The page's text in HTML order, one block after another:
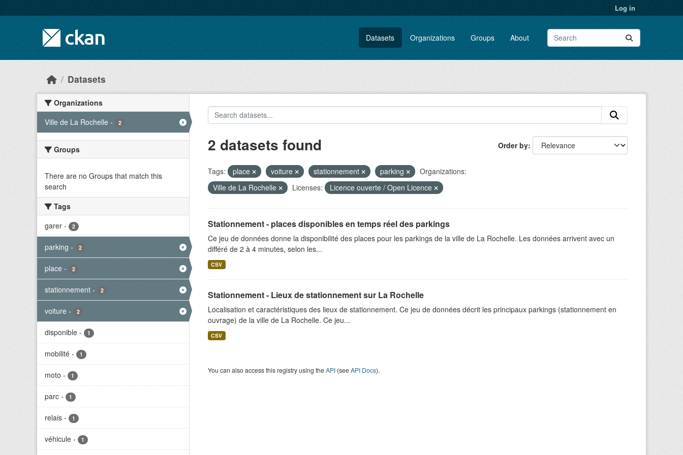
Log in
Datasets Organizations Groups About
Datasets
Organizations
Ville de La Rochelle - 2
Groups
There are no Groups that match this
search
Tags
garer - 2
parking - 2
place - 2
stationnement - 2
voiture - 2
disponible - 1
mobilité - 1
moto - 1
parc - 1
relais - 1
véhicule - 1
Order by
2 datasets found
Tags: place voiture stationnement parking
Organizations:
Ville de La Rochelle
Licenses: Licence ouverte / Open Licence
Stationnement - places disponibles en temps réel des parkings
Ce jeu de données donne la disponibilité des places pour les parkings de la ville de La Rochelle. Les données arrivent avec un
différé de 2 à 4 minutes, selon les...
CSV
Stationnement - Lieux de stationnement sur La Rochelle
Localisation et caractéristiques des lieux de stationnement. Ce jeu de données décrit les principaux parkings (stationnement en
ouvrage) de la ville de La Rochelle. Ce jeu...
CSV
You can also access this registry using theAPI(seeAPI Docs).